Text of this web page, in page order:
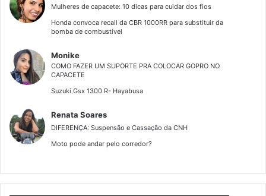
Mulheres de capacete: 10 dicas para cuidar dos fios
Honda convoca recall da CBR 1000RR para substituir da
bomba de combustível
Monike
COMO FAZER UM SUPORTE PRA COLOCAR GOPRO NO
CAPACETE
Suzuki Gsx 1300 R- Hayabusa
Renata Soares
DIFERENÇA: Suspensão e Cassação da CNH
Moto pode andar pelo corredor?